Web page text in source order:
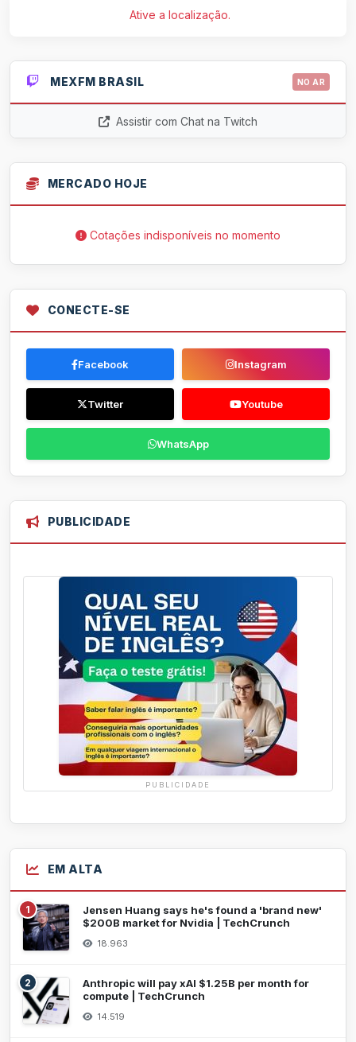
Ative a localização.
MEXFM BRASIL NO AR
Assistir com Chat na Twitch
MERCADO HOJE
Cotações indisponíveis no momento
CONECTE-SE
Facebook Instagram
Twitter Youtube
WhatsApp
PUBLICIDADE
PUBLICIDADE
EM ALTA
1
Jensen Huang says he's found a 'brand new'
$200B market for Nvidia | TechCrunch
18.963
2
Anthropic will pay xAI $1.25B per month for
compute | TechCrunch
14.519